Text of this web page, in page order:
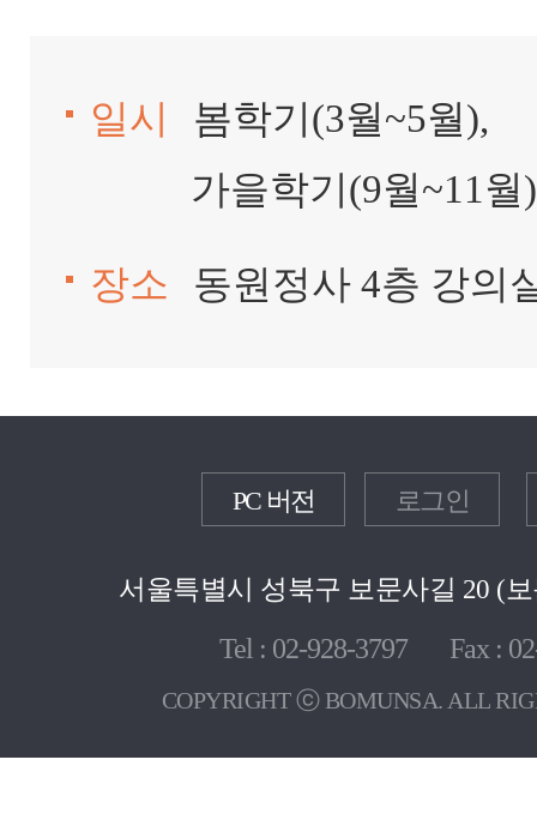
일시
봄학기(3월~5월),
가을학기(9월~11
장소 동원정사 4층 강의
PC 버전 로그인
서울특별시 성북구 보문사길 20 (
Tel : 02-928-3797 Fax :
COPYRIGHT ⓒ BOMUNSA. ALL